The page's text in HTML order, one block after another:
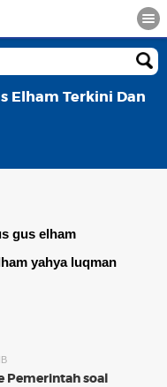
Elham Terkini Dan
gus elham
yahya luqman
Pemerintah soal